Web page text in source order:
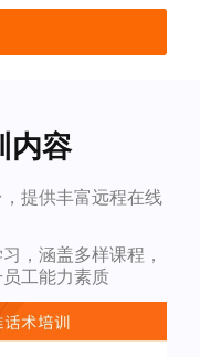
内容
提供丰富远程在线
，涵盖多样课程，
工能力素质